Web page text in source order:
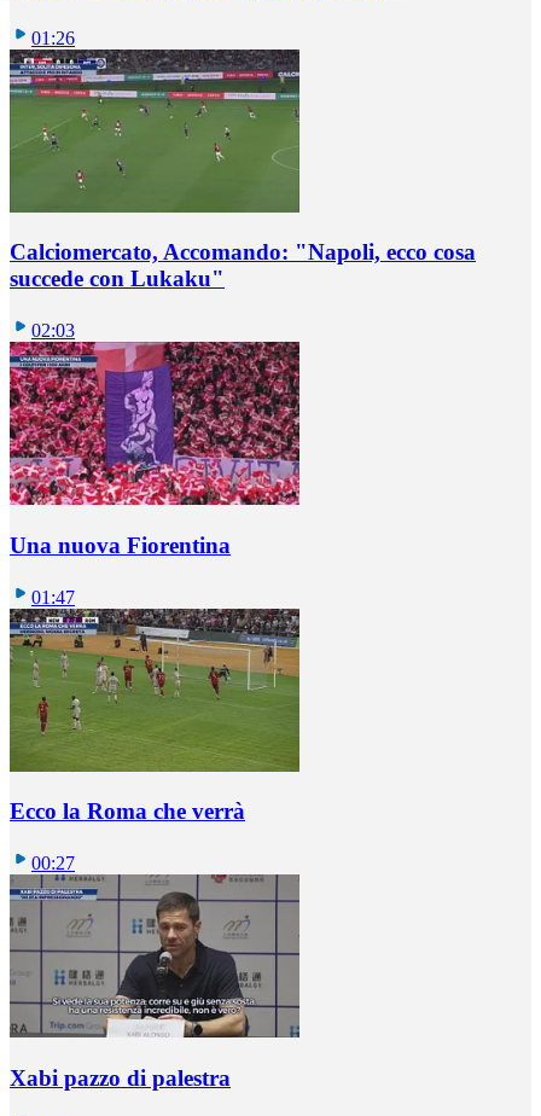
01:26
Calciomercato, Accomando: "Napoli, ecco cosa
succede con Lukaku"
02:03
Una nuova Fiorentina
01:47
Ecco la Roma che verrà
00:27
Xabi pazzo di palestra